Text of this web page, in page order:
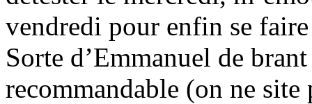
vendredi pour enfin se
Sorte d’Emmanuel de
recommandable (on ne site